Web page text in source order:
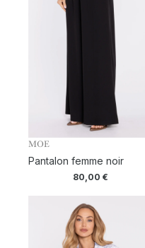
MOE
Pantalon femme noir
80,00 €